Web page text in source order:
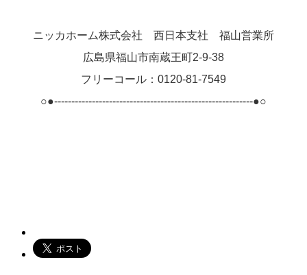
ニッカホーム株式会社 西日本支社 福山営業所
広島県福山市南蔵王町2-9-38
フリーコール：0120-81-7549
○●----------------------------------------------------------●○